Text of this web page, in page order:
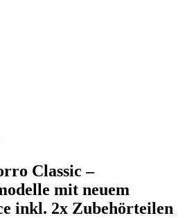
Classic –
mit neuem
inkl. 2x Zubehörteilen